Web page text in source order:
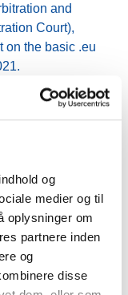
og
medier og til
oplysninger om
partnere inden
og
disse
and
Court),
on the basic .eu
complaint is as
domain name
a prior right
(e.g. you
name, family
has registered, or
or abusive
by initiating